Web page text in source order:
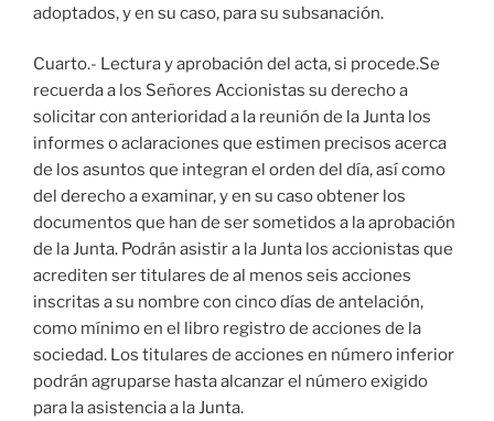
adoptados, y en su caso, para su subsanación.
Cuarto.- Lectura y aprobación del acta, si procede.Se
recuerda a los Señores Accionistas su derecho a
solicitar con anterioridad a la reunión de la Junta los
informes o aclaraciones que estimen precisos acerca
de los asuntos que integran el orden del día, así como
del derecho a examinar, y en su caso obtener los
documentos que han de ser sometidos a la aprobación
de la Junta. Podrán asistir a la Junta los accionistas que
acrediten ser titulares de al menos seis acciones
inscritas a su nombre con cinco días de antelación,
como mínimo en el libro registro de acciones de la
sociedad. Los titulares de acciones en número inferior
podrán agruparse hasta alcanzar el número exigido
para la asistencia a la Junta.